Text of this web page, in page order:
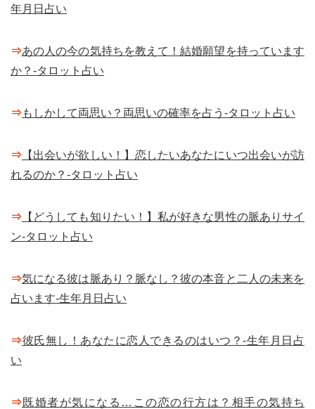
年月日占い
⇒あの人の今の気持ちを教えて！結婚願望を持っています
か？-タロット占い
⇒もしかして両思い？両思いの確率を占う-タロット占い
⇒ 【出会いが欲しい！】恋したいあなたにいつ出会いが訪
れるのか？-タロット占い
⇒ 【どうしても知りたい！】私が好きな男性の脈ありサイ
ン-タロット占い
⇒気になる彼は脈あり？脈なし？彼の本音と二人の未来を
占います-生年月日占い
⇒彼氏無し！あなたに恋人できるのはいつ？-生年月日占
い
⇒既婚者が気になる…この恋の行方は？相手の気持ち